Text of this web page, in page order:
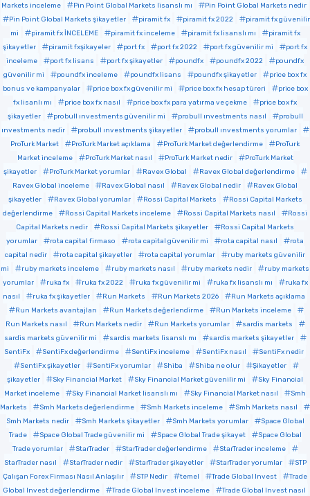
Markets inceleme
Pin Point Global Markets lisanslı mı
Pin Point Global Markets nedir
Pin Point Global Markets şikayetler
piramit fx piramit fx 2022
piramit fx güvenilir
mi
piramit fx İNCELEME piramit fx inceleme piramit fx lisanslı mı
piramit fx
şikayetler
piramit fxşikayeler port fx port fx 2022 port fx güvenilir mi
port fx
inceleme
port fx lisans port fx şikayetler poundfx poundfx 2022
poundfx
güvenilir mi
poundfx inceleme poundfx lisans poundfx şikayetler
price box fx
bonus ve kampanyalar
price box fx güvenilir mi price box fx hesap türeri
price box
fx lisanlı mı
price box fx nasıl price box fx para yatırma ve çekme
price box fx
şikayetler
probull ınvestments güvenilir mi probull ınvestments nasıl
probull
ınvestments nedir
probull ınvestments şikayetler
probull ınvestments yorumlar
ProTurk Market
ProTurk Market açıklama ProTurk Market değerlendirme
ProTurk
Market inceleme
ProTurk Market nasıl ProTurk Market nedir
ProTurk Market
şikayetler
ProTurk Market yorumlar Ravex Global
Ravex Global değerlendirme
Ravex Global inceleme
Ravex Global nasıl Ravex Global nedir
Ravex Global
şikayetler
Ravex Global yorumlar Rossi Capital Markets
Rossi Capital Markets
değerlendirme
Rossi Capital Markets inceleme Rossi Capital Markets nasıl
Rossi
Capital Markets nedir
Rossi Capital Markets şikayetler
Rossi Capital Markets
yorumlar
rota capital firmaso rota capital güvenilir mi rota capital nasıl
rota
capital nedir
rota capital şikayetler rota capital yorumlar
ruby markets güvenilir
mi
ruby markets inceleme ruby markets nasıl ruby markets nedir
ruby markets
yorumlar
ruka fx ruka fx 2022 ruka fx güvenilir mi ruka fx lisanslı mı
ruka fx
nasıl
ruka fx şikayetler Run Markets Run Markets 2026
Run Markets açıklama
Run Markets avantajları
Run Markets değerlendirme
Run Markets inceleme
Run Markets nasıl
Run Markets nedir Run Markets yorumlar
sardis markets
sardis markets güvenilir mi
sardis markets lisanslı mı
sardis markets şikayetler
SentiFx
SentiFx değerlendirme SentiFx inceleme SentiFx nasıl
SentiFx nedir
SentiFx şikayetler
SentiFx yorumlar Shiba Shiba ne olur
Şikayetler
şikayetler
Sky Financial Market Sky Financial Market güvenilir mi
Sky Financial
Market inceleme
Sky Financial Market lisanslı mı Sky Financial Market nasıl
Smh
Markets
Smh Markets değerlendirme Smh Markets inceleme
Smh Markets nasıl
Smh Markets nedir
Smh Markets şikayetler Smh Markets yorumlar
Space Global
Trade
Space Global Trade güvenilir mi Space Global Trade şikayet
Space Global
Trade yorumlar
StarTrader StarTrader değerlendirme
StarTrader inceleme
StarTrader nasıl
StarTrader nedir StarTrader şikayetler StarTrader yorumlar
STP
Çalışan Forex Firması Nasıl Anlaşılır
STP Nedir temel Trade Global Invest
Trade
Global Invest değerlendirme
Trade Global Invest inceleme
Trade Global Invest nasıl